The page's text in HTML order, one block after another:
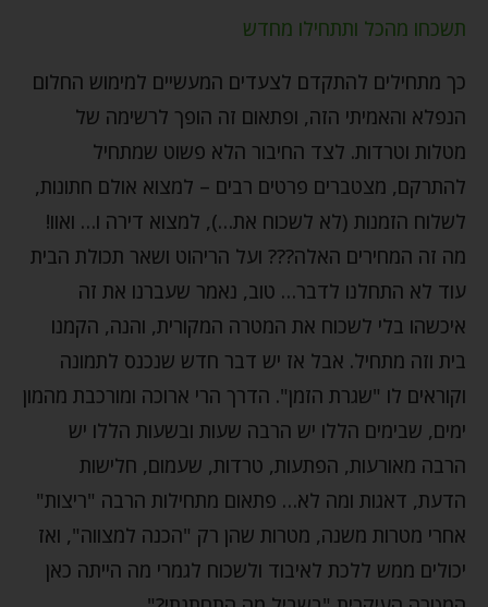
תשכחו מהכל ותתחילו מחדש
כך מתחילים להתקדם לצעדים המעשיים למימוש החלום
הנפלא והאמיתי הזה, ופתאום זה הופך לרשימה של
מטלות וטרדות. לצד החיבור הלא פשוט שמתחיל
להתרקם, מצטברים פרטים רבים – למצוא אולם חתונות,
לשלוח הזמנות (לא לשכוח את…), למצוא דירה ו… ואוו!
מה זה המחירים האלה??? ועל הריהוט ושאר תכולת הבית
עוד לא התחלנו לדבר… טוב, נאמר שעברנו את זה
איכשהו בלי לשכוח את המטרה המקורית, והנה, הקמנו
בית וזה מתחיל. אבל אז יש דבר חדש שנכנס לתמונה
וקוראים לו "שגרת הזמן". הדרך הרי ארוכה ומורכבת מהמון
ימים, שבימים הללו יש הרבה שעות ובשעות הללו יש
הרבה מאורעות, הפתעות, טרדות, שעמום, חלישות
הדעת, דאגות ומה לא… פתאום מתחילות הרבה "ריצות"
אחרי מטרות משנה, מטרות שהן רק "הכנה למצווה", ואז
יכולים ממש ללכת לאיבוד ולשכוח לגמרי מה הייתה כאן